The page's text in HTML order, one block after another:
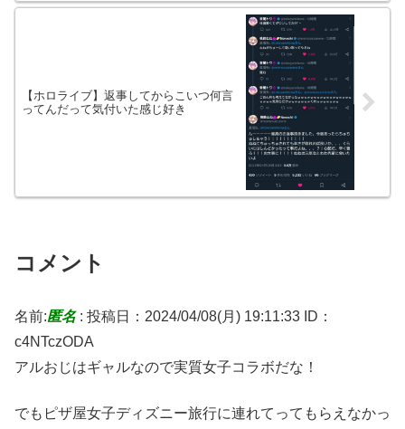
【ホロライブ】返事してからこいつ何言
ってんだって気付いた感じ好き
コメント
名前:匿名: 投稿日：2024/04/08(月) 19:11:33 ID：
c4NTczODA
アルおじはギャルなので実質女子コラボだな！
でもピザ屋女子ディズニー旅行に連れてってもらえなかっ